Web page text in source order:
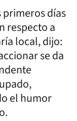
primeros días
respecto a
local, dijo:
se da
el humor